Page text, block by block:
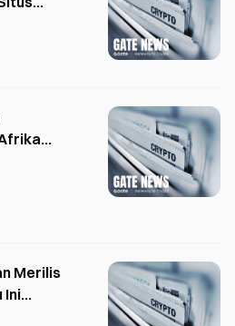
yang
Pasar
Merilis
Ini